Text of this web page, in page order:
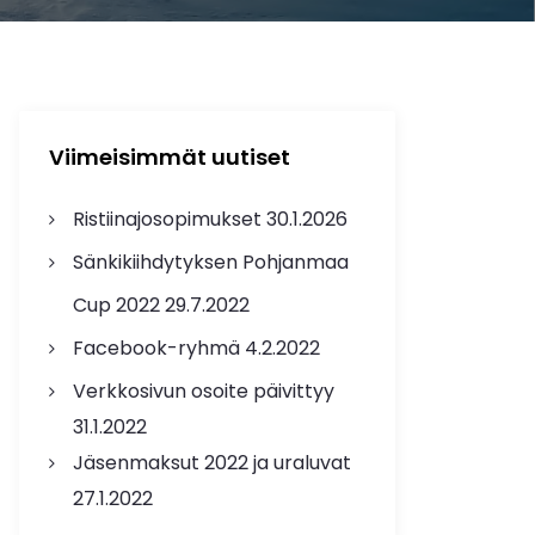
Viimeisimmät uutiset
Ristiinajosopimukset 30.1.2026
Sänkikiihdytyksen Pohjanmaa
Cup 202229.7.2022
Facebook-ryhmä 4.2.2022
Verkkosivun osoite päivittyy
31.1.2022
Jäsenmaksut 2022 ja uraluvat
27.1.2022